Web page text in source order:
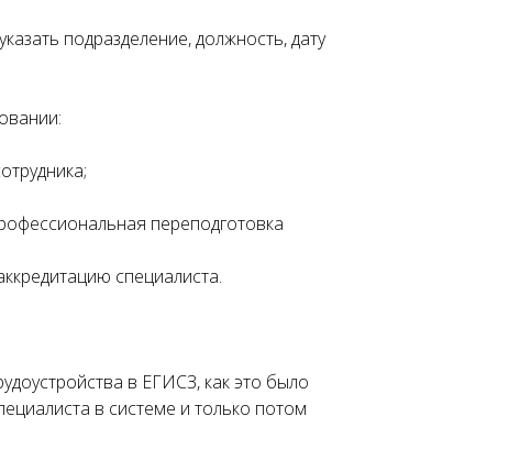
подразделение, должность, дату
переподготовка
специалиста.
в ЕГИСЗ, как это было
в системе и только потом